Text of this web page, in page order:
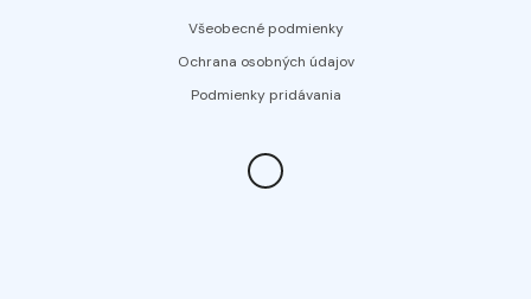
Všeobecné podmienky
Ochrana osobných údajov
Podmienky pridávania